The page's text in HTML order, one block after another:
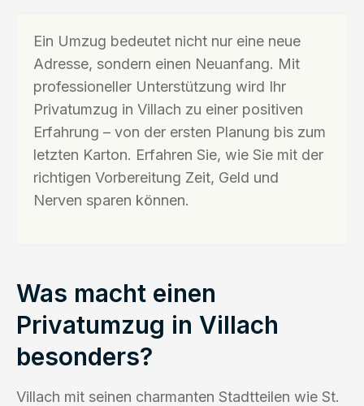
Ein Umzug bedeutet nicht nur eine neue
Adresse, sondern einen Neuanfang. Mit
professioneller Unterstützung wird Ihr
Privatumzug in Villach zu einer positiven
Erfahrung – von der ersten Planung bis zum
letzten Karton. Erfahren Sie, wie Sie mit der
richtigen Vorbereitung Zeit, Geld und
Nerven sparen können.
Was macht einen
Privatumzug in Villach
besonders?
Villach mit seinen charmanten Stadtteilen wie St.